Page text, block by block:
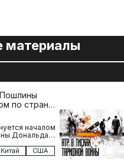
материалы
по странам
началом
Дональда
Китай
США